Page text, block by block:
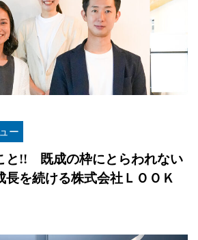
ー
と!! 既成の枠にとらわれない
長を続ける株式会社ＬＯＯＫ